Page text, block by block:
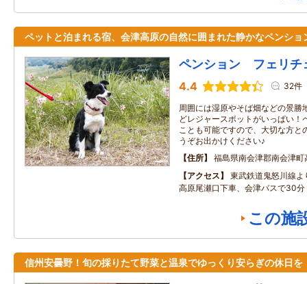
ペットと泊まれる宿、会津高原の自然に囲まれた静かなペンショ
ペンション フェリチ
4.4 32件
周囲には湿原やそば畑などの景勝
どレジャースポットがいっぱい！
ことも可能ですので、大切な方と
うぞお出かけください♪
住所
福島県南会津郡南会津町
アクセス
東武鉄道鬼怒川線
高原尾瀬口下車、会津バスで30分
この施
信州安曇野！旬の採りたて野菜と温泉でゆっくり安らぎの休日を